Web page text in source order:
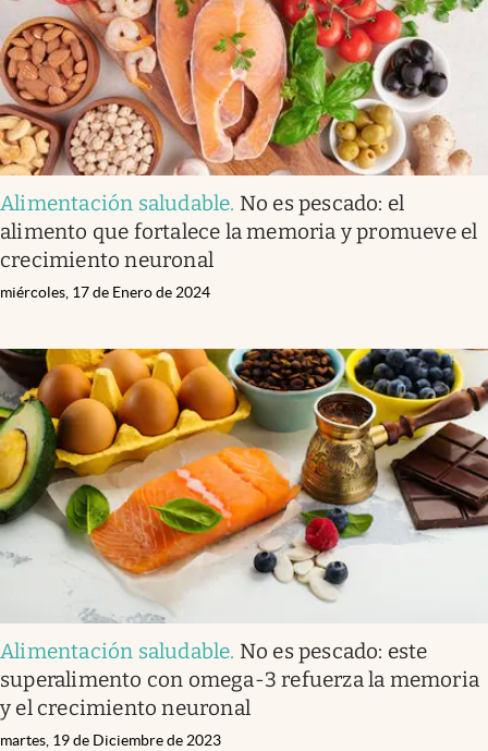
Alimentación saludable. No es pescado: el
alimento que fortalece la memoria y promueve el
crecimiento neuronal
miércoles, 17 de Enero de 2024
Alimentación saludable. No es pescado: este
superalimento con omega-3 refuerza la memoria
y el crecimiento neuronal
martes, 19 de Diciembre de 2023